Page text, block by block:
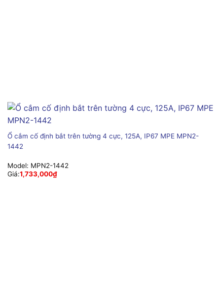
Ổ cắm cố định bắt trên tường 4 cực, 125A, IP67 MPE MPN2-
1442
Model: MPN2-1442
Giá:1,733,000₫